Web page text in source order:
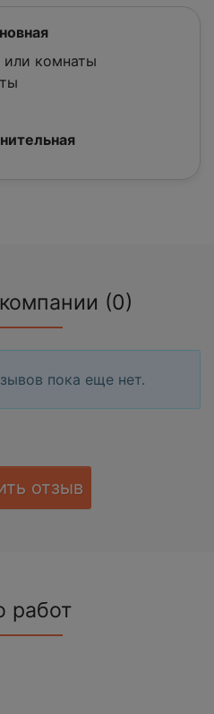
или комнаты
(0)
пока еще нет.
отзыв
работ